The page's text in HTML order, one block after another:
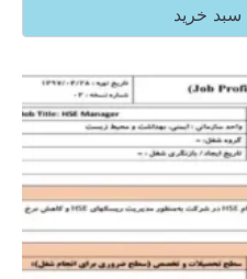
سبد خرید